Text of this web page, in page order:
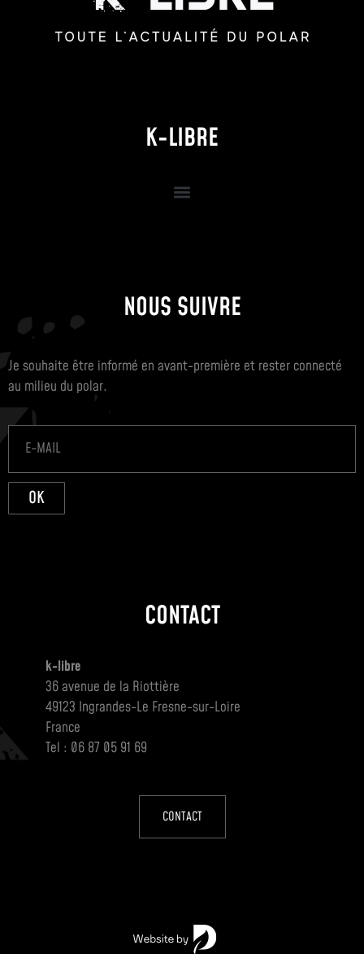
K-LIBRE
NOUS SUIVRE
Je souhaite être informé en avant-première et rester connecté
au milieu du polar.
OK
CONTACT
k-libre
36 avenue de la Riottière
49123 Ingrandes-Le Fresne-sur-Loire
France
Tel : 06 87 05 91 69
CONTACT